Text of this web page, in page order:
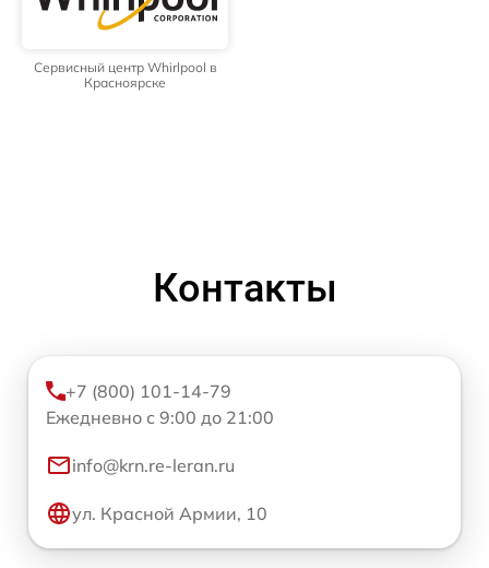
Сервисный центр Whirlpool в
Красноярске
Контакты
+7 (800) 101-14-79
Ежедневно с 9:00 до 21:00
info@krn.re-leran.ru
ул. Красной Армии, 10